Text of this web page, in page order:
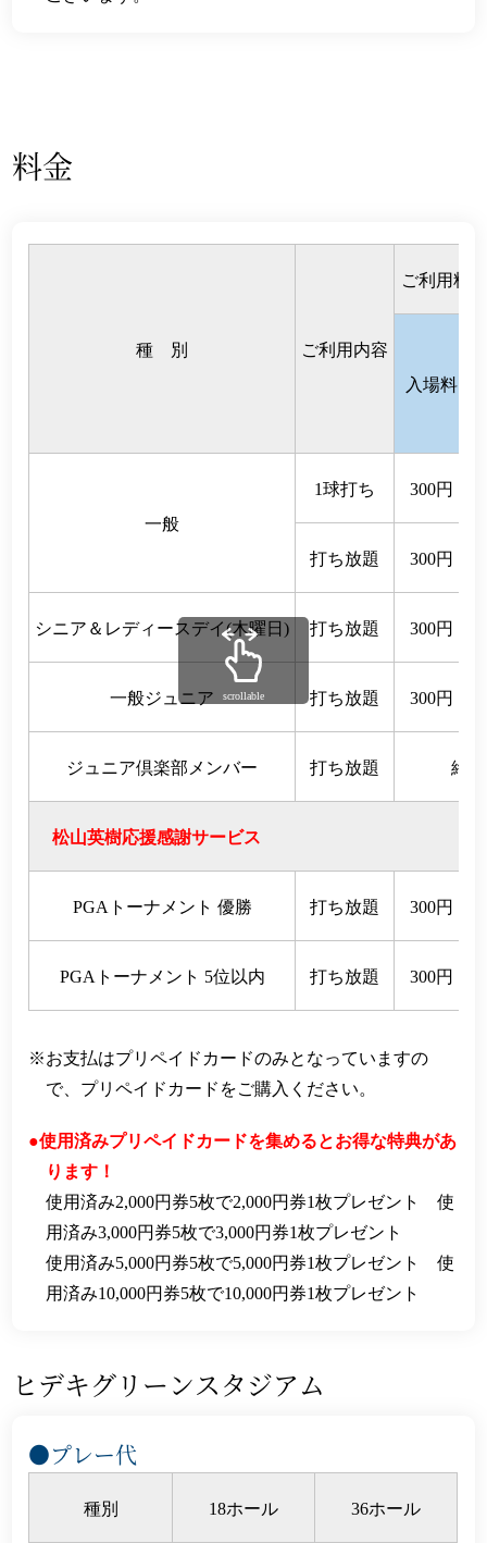
料金
種 別 ご利用内容
ご利用料
入場料
一般
1球打ち 300円
打ち放題 300円
シニア＆レディースデイ(木曜日) 打ち放題 300円
一般ジュニア 打ち放題 300円
ジュニア倶楽部メンバー 打ち放題 終
松山英樹応援感謝サービス
PGAトーナメント 優勝 打ち放題 300円
PGAトーナメント 5位以内 打ち放題 300円
scrollable
お支払はプリペイドカードのみとなっていますの
で、プリペイドカードをご購入ください。
使用済みプリペイドカードを集めるとお得な特典があ
ります！
使用済み2,000円券5枚で2,000円券1枚プレゼント 使
用済み3,000円券5枚で3,000円券1枚プレゼント
使用済み5,000円券5枚で5,000円券1枚プレゼント 使
用済み10,000円券5枚で10,000円券1枚プレゼント
ヒデキグリーンスタジアム
●プレー代
種別 18ホール 36ホール